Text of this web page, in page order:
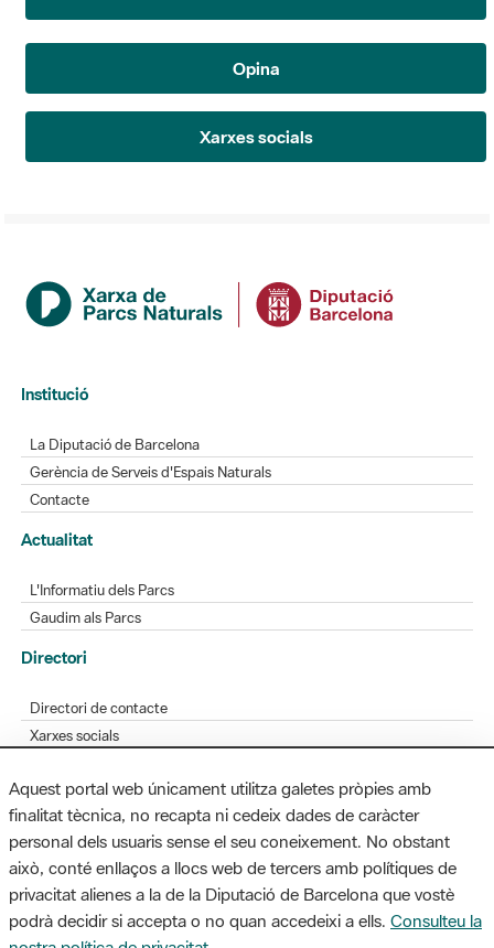
Opina
Xarxes socials
Institució
La Diputació de Barcelona
Gerència de Serveis d'Espais Naturals
Contacte
Actualitat
L'Informatiu dels Parcs
Gaudim als Parcs
Directori
Directori de contacte
Xarxes socials
Bústia de suggeriments
Opineu sobre els parcs
MAPA WEB AVÍS LEGAL ACCESSIBILITAT
Aquest portal web únicament utilitza galetes pròpies amb
finalitat tècnica, no recapta ni cedeix dades de caràcter
personal dels usuaris sense el seu coneixement. No obstant
això, conté enllaços a llocs web de tercers amb polítiques de
privacitat alienes a la de la Diputació de Barcelona que vostè
podrà decidir si accepta o no quan accedeixi a ells. Consulteu la